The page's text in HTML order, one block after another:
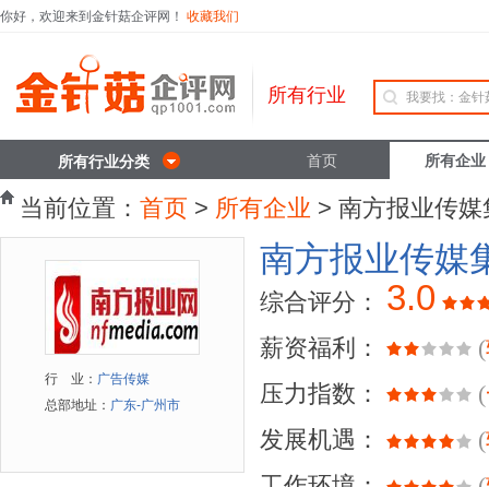
你好，欢迎来到金针菇企评网！ 收藏我们
所有行业
所有行业分类 首页 所有企业
当前位置： 首页 > 所有企业 > 南方报业传媒
行 业： 广告传媒
总部地址： 广东-广州市
南方报业传媒
综合评分： 3.0
薪资福利： (
压力指数：
(
发展机遇：
(